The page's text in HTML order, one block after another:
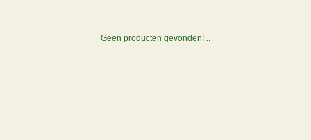
Geen producten gevonden!...